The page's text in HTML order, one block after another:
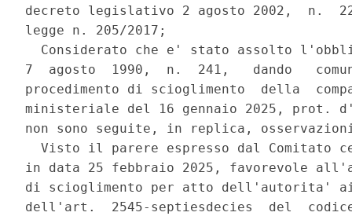
decreto legislativo 2 agosto 2002,  n.
legge n. 205/2017;
Considerato che e' stato assolto
7  agosto  1990,  n.  241,   dando
procedimento di scioglimento  della
ministeriale del 16 gennaio 2025, prot.
non sono seguite, in replica,
Visto il parere espresso dal Comitato
in data 25 febbraio 2025, favorevole
di scioglimento per atto
dell'art.  2545-septiesdecies  del